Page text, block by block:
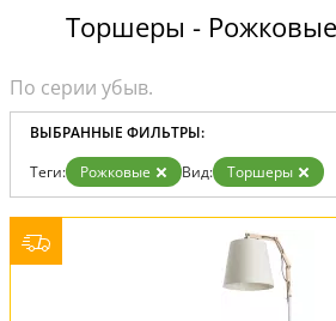
Торшеры -
ВЫБРАННЫЕ ФИЛЬТРЫ:
Теги: Рожковые Вид: Торшеры